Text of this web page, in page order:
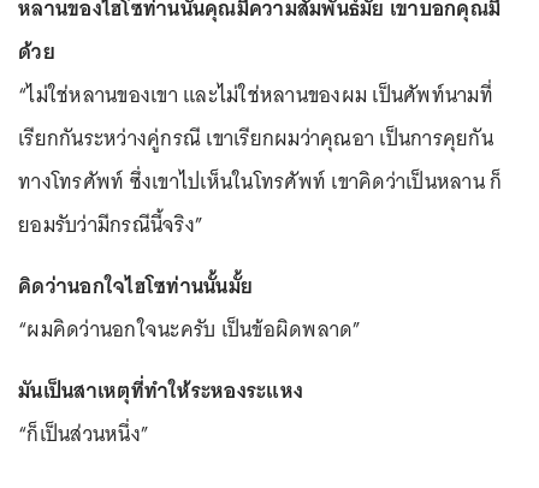
หลานของไฮโซท่านนั้นคุณมีความสัมพันธ์มั้ย เขาบอกคุณมี
ด้วย
“ไม่ใช่หลานของเขา และไม่ใช่หลานของผม เป็นศัพท์นามที่
เรียกกันระหว่างคู่กรณี เขาเรียกผมว่าคุณอา เป็นการคุยกัน
ทางโทรศัพท์ ซึ่งเขาไปเห็นในโทรศัพท์ เขาคิดว่าเป็นหลาน ก็
ยอมรับว่ามีกรณีนี้จริง”
คิดว่านอกใจไฮโซท่านนั้นมั้ย
“ผมคิดว่านอกใจนะครับ เป็นข้อผิดพลาด”
มันเป็นสาเหตุที่ทำให้ระหองระแหง
“ก็เป็นส่วนหนึ่ง”